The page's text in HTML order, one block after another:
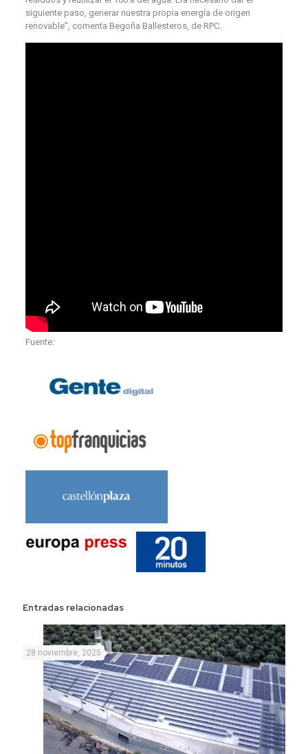
siguiente paso, generar nuestra propia energía de origen
renovable”, comenta Begoña Ballesteros, de RPC.
Fuente:
Entradas relacionadas
28 noviembre, 2025